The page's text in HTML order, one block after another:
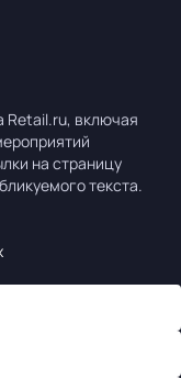
Retail.ru, включая
на страницу
текста.